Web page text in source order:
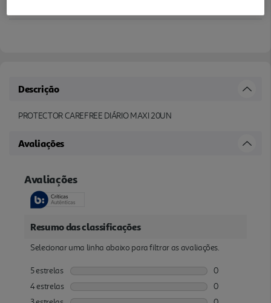
Descrição
PROTECTOR CAREFREE DIÁRIO MAXI 20UN
Avaliações